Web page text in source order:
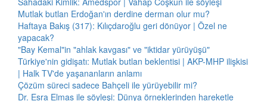
Mutlak butlan Erdoğan'ın derdine derman olur mu?
Haftaya Bakış (317): Kılıçdaroğlu geri dönüyor | Özel ne
yapacak?
"Bay Kemal"in "ahlak kavgası" ve "iktidar yürüyüşü"
Türkiye'nin gidişatı: Mutlak butlan beklentisi | AKP-MHP ilişkisi
| Halk TV'de yaşananların anlamı
Çözüm süreci sadece Bahçeli ile yürüyebilir mi?
Dr. Esra Elmas ile söyleşi: Dünya örneklerinden hareketle